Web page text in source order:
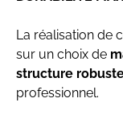
La réalisation de
sur un choix de
structure
professionnel.